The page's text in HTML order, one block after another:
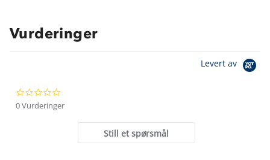
Vurderinger
Levert av
star
0 Vurderinger
Still et spørsmål
Kundeservice
Klima og miljø
Trelagsprinsippet barn
Alt du trenger til Norgesferien